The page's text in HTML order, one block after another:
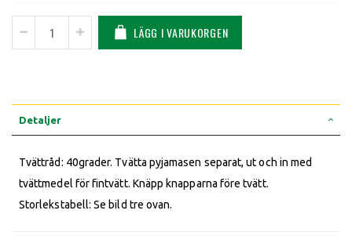
LÄGG I VARUKORGEN
Detaljer
Tvättråd: 40grader. Tvätta pyjamasen separat, ut och in med
tvättmedel för fintvätt. Knäpp knapparna före tvätt.
Storlekstabell: Se bild tre ovan.